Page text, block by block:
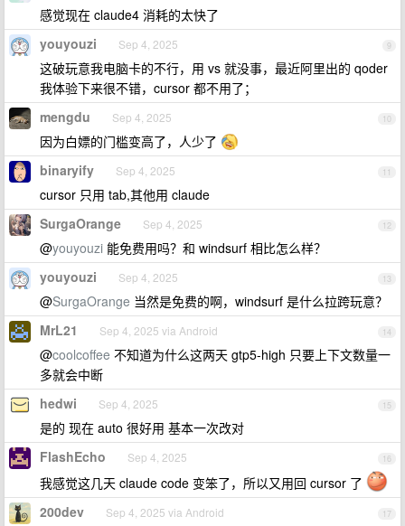
感觉现在 claude4 消耗的太快了
9
youyouzi Sep 4, 2025
这破玩意我电脑卡的不行，用 vs 就没事，最近阿里出的 qoder
我体验下来很不错，cursor 都不用了；
10
mengdu Sep 4, 2025
因为白嫖的门槛变高了，人少了
11
binaryify Sep 4, 2025
cursor 只用 tab,其他用 claude
12
SurgaOrange Sep 4, 2025
@youyouzi 能免费用吗？和 windsurf 相比怎么样？
13
youyouzi Sep 4, 2025
@SurgaOrange 当然是免费的啊，windsurf 是什么拉跨玩意？
14
MrL21 Sep 4, 2025 via Android
@coolcoffee 不知道为什么这两天 gtp5-high 只要上下文数量一
多就会中断
15
hedwi Sep 4, 2025
是的 现在 auto 很好用 基本一次改对
16
FlashEcho Sep 4, 2025
我感觉这几天 claude code 变笨了，所以又用回 cursor 了
17
200dev Sep 4, 2025 via Android